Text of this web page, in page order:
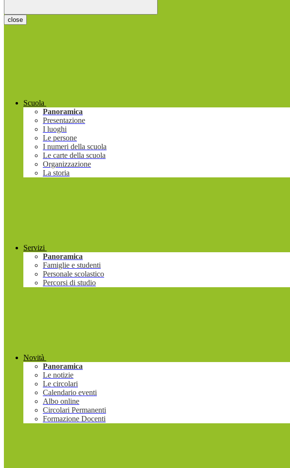
close
Scuola
Panoramica
Presentazione
I luoghi
Le persone
I numeri della scuola
Le carte della scuola
Organizzazione
La storia
Servizi
Panoramica
Famiglie e studenti
Personale scolastico
Percorsi di studio
Novità
Panoramica
Le notizie
Le circolari
Calendario eventi
Albo online
Circolari Permanenti
Formazione Docenti